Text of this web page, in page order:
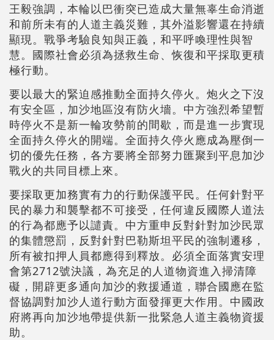
王毅強調，本輪以巴衝突已造成大量無辜生命消逝
和前所未有的人道主義災難，其外溢影響還在持續
顯現。戰爭考驗良知與正義，和平呼喚理性與智
慧。國際社會必須為拯救生命、恢復和平採取更積
極行動。
要以最大的緊迫感推動全面持久停火。炮火之下沒
有安全區，加沙地區沒有防火墻。中方強烈希望暫
時停火不是新一輪攻勢前的間歇，而是進一步實現
全面持久停火的開端。全面持久停火應成為壓倒一
切的優先任務，各方要將全部努力匯聚到平息加沙
戰火的共同目標上來。
要採取更加務實有力的行動保護平民。任何針對平
民的暴力和襲擊都不可接受，任何違反國際人道法
的行為都應予以譴責。中方重申反對針對加沙民眾
的集體懲罰，反對針對巴勒斯坦平民的強制遷移，
所有被扣押人員都應得到釋放。必須全面落實安理
會第2712號決議，為充足的人道物資進入掃清障
礙，開辟更多通向加沙的救援通道，聯合國應在監
督協調對加沙人道行動方面發揮更大作用。中國政
府將再向加沙地帶提供新一批緊急人道主義物資援
助。